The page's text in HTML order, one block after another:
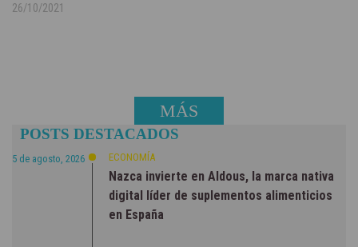
26/10/2021
MÁS
NOTICIAS
POSTS DESTACADOS
5 de agosto, 2026 ECONOMÍA
Nazca invierte en Aldous, la marca nativa
digital líder de suplementos alimenticios
en España